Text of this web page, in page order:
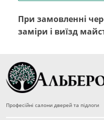
При замовленні
заміри і виїзд
Професійні салони дверей та підлоги